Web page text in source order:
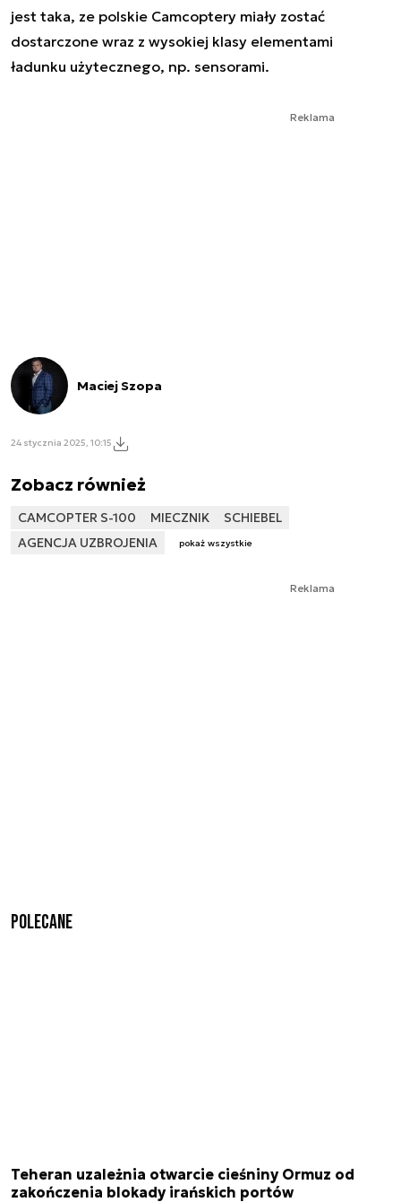
jest taka, ze polskie Camcoptery miały zostać
dostarczone wraz z wysokiej klasy elementami
ładunku użytecznego, np. sensorami.
Reklama
Maciej Szopa
24 stycznia 2025, 10:15
Zobacz również
CAMCOPTER S-100 MIECZNIK
SCHIEBEL
AGENCJA UZBROJENIA
pokaż wszystkie
Reklama
Polecane
Teheran uzależnia otwarcie cieśniny Ormuz od
zakończenia blokady irańskich portów